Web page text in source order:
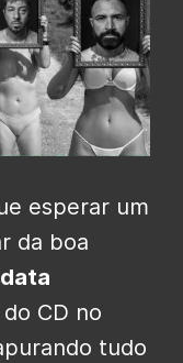
esperar um
da boa
CD no
tudo